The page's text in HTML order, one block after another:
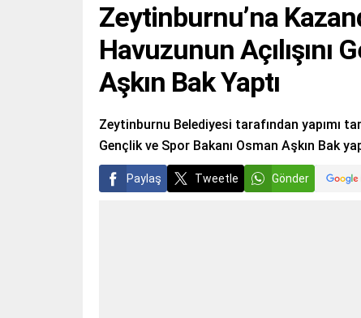
Zeytinburnu’na
Havuzunun Açılışını
Aşkın Bak Yaptı
Zeytinburnu Belediyesi tarafından yapımı
Gençlik ve Spor Bakanı Osman Aşkın Bak
Paylaş Tweetle Gönder